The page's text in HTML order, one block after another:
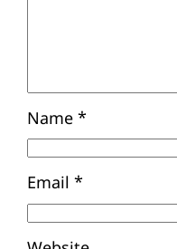
Name*
Email*